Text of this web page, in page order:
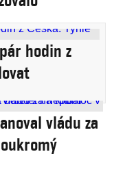
hodin z
vládu za